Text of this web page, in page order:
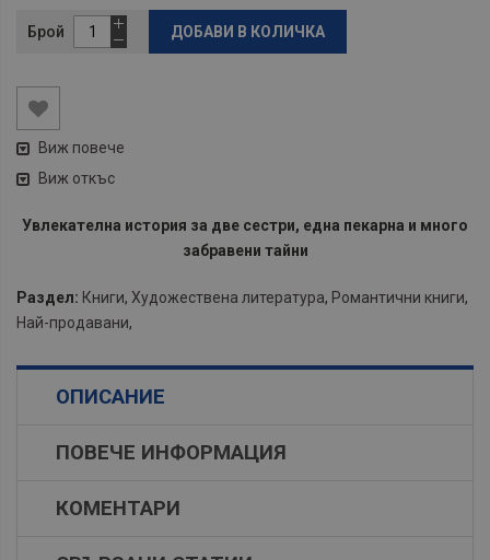
Брой ДОБАВИ В КОЛИЧКА
Виж повече
Виж откъс
Увлекателна история за две сестри, една пекарна и много
забравени тайни
Раздел: Книги, Художествена литература, Романтични книги,
Най-продавани,
ОПИСАНИЕ
ПОВЕЧЕ ИНФОРМАЦИЯ
КОМЕНТАРИ